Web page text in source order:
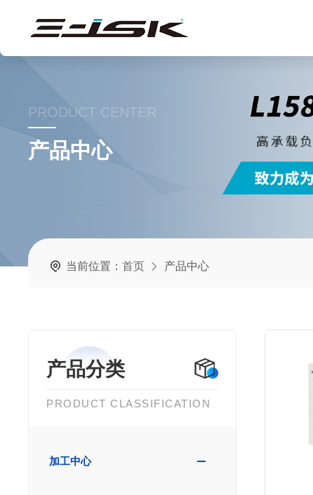
PRODUCT CENTER
产品中心
当前位置：首页 产品中心
产品分类
PRODUCT CLASSIFICATION
加工中心